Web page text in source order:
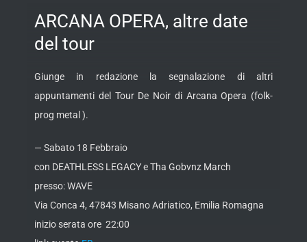
ARCANA OPERA, altre date
del tour
Giunge in redazione la segnalazione di altri
appuntamenti del Tour De Noir di Arcana Opera (folk-
prog metal ).
— Sabato 18 Febbraio
con DEATHLESS LEGACY e Tha Gobvnz March
presso: WAVE
Via Conca 4, 47843 Misano Adriatico, Emilia Romagna
inizio serata ore 22:00